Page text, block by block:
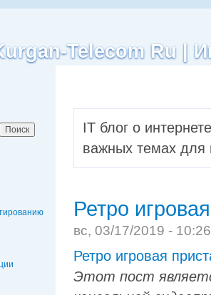
Telecom Ru |
IT блог о
важных темах для
Ретро
вс, 03/17/2019 -
Ретро игровая
Этот пост